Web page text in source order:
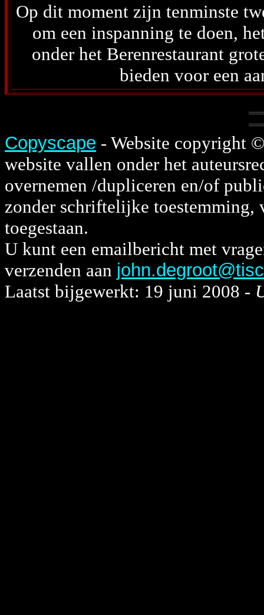
Op dit moment zijn tenminste
om een inspanning te doen,
onder het Berenrestaurant
bieden voor een
Copyscape - Website copyright
website vallen onder het
overnemen /dupliceren en/of
zonder schriftelijke toestemming,
toegestaan.
U kunt een emailbericht met
verzenden aan
Laatst bijgewerkt: 19 juni 2008 -